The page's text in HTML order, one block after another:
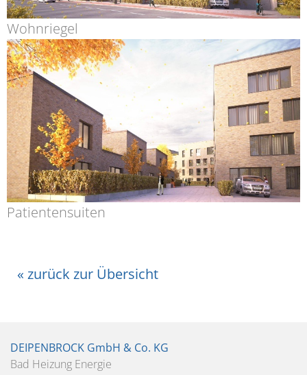
Wohnriegel
Patientensuiten
« zurück zur Übersicht
DEIPENBROCK GmbH & Co. KG
Bad Heizung Energie